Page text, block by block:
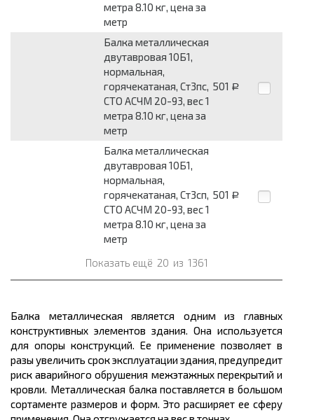
метра 8.10 кг, цена за
метр
Балка металлическая
двутавровая 10Б1,
нормальная,
горячекатаная, Ст3пс,
СТО АСЧМ 20-93, вес 1
метра 8.10 кг, цена за
метр
501 Р
Балка металлическая
двутавровая 10Б1,
нормальная,
горячекатаная, Ст3сп,
СТО АСЧМ 20-93, вес 1
метра 8.10 кг, цена за
метр
501 Р
Показать ещё 20 из 1361
Балка металлическая является одним из главных
конструктивных элементов здания. Она используется
для опоры конструкций. Ее применение позволяет в
разы увеличить срок эксплуатации здания, предупредит
риск аварийного обрушения межэтажных перекрытий и
кровли. Металлическая балка поставляется в большом
сортаменте размеров и форм. Это расширяет ее сферу